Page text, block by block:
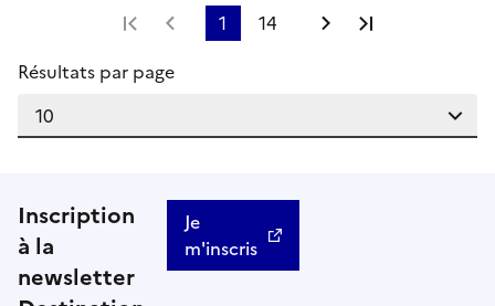
Première page
Page précédente
1 14 Page suivante
Résultats par page
Inscription
à la
newsletter
Je
m'inscris